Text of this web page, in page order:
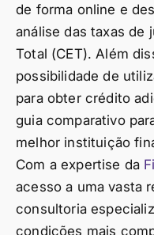
de forma online e
análise das taxas de
Total (CET). Além
possibilidade de
para obter crédito
guia comparativo
melhor instituição
Com a expertise da
acesso a uma vasta
consultoria
condições mais